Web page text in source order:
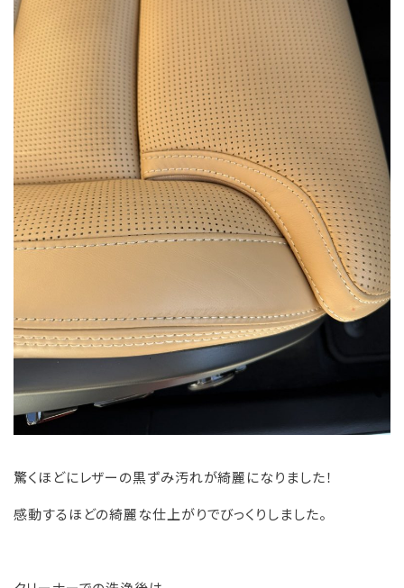
驚くほどにレザーの黒ずみ汚れが綺麗になりました！
感動するほどの綺麗な仕上がりでびっくりしました。